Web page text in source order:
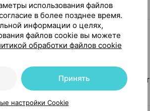
прекратить применение
автомобиля и обслуживание
и обдать кипятком. Препарат
кормлении грудью.
использования файлов
в более позднее время.
информации о целях,
файлов cookie вы можете
обработки файлов cookie
Принять
настройки Cookie